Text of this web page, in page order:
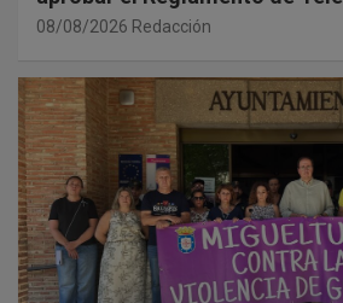
08/08/2026 Redacción